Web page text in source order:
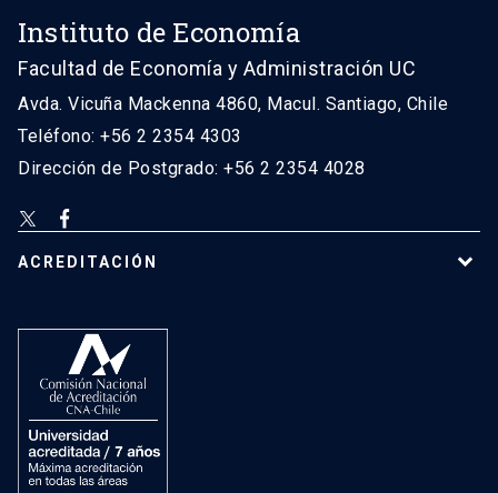
Instituto de Economía
Facultad de Economía y Administración UC
Avda. Vicuña Mackenna 4860, Macul. Santiago, Chile
Teléfono: +56 2 2354 4303
Dirección de Postgrado: +56 2 2354 4028
ACREDITACIÓN